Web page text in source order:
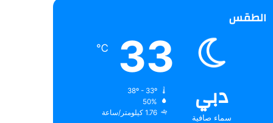
الطقس
دبي
سماء صافية
33
℃
50%
1.76 كيلومتر/ساعة